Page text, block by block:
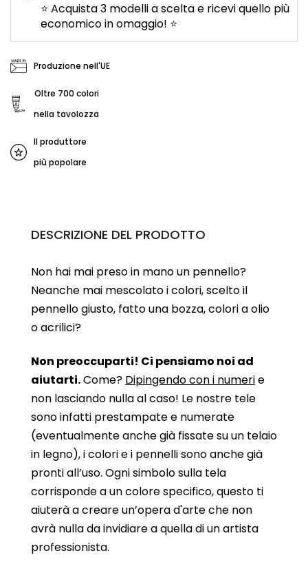
⭐ Acquista 3 modelli a scelta e ricevi quello più
economico in omaggio! ⭐
Produzione nell'UE
Oltre 700 colori
nella tavolozza
Il produttore
più popolare
DESCRIZIONE DEL PRODOTTO
Non hai mai preso in mano un pennello?
Neanche mai mescolato i colori, scelto il
pennello giusto, fatto una bozza, colori a olio
o acrilici?
Non preoccuparti! Ci pensiamo noi ad
aiutarti.Come? Dipingendo con i numerie
non lasciando nulla al caso! Le nostre tele
sono infatti prestampate e numerate
(eventualmente anche già fissate su un telaio
in legno), i colori e i pennelli sono anche già
pronti all’uso. Ogni simbolo sulla tela
corrisponde a un colore specifico, questo ti
aiuterà a creare un’opera d'arte che non
avrà nulla da invidiare a quella di un artista
professionista.